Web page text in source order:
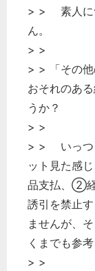
> > 素人に
ん。
> >
> > 「その
おそれのあ
うか？
> >
> > いっつ
ット見た感
品支払、➁
誘引を禁止
ませんが、
くまでも参考
> >